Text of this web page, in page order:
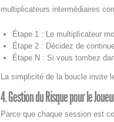
multiplicateurs intermédiaires
Étape 1 : Le multiplicateur
Étape 2 : Décidez de
Étape N : Si vous tombez
La simplicité de la boucle invite
4. Gestion du Risque pour le
Parce que chaque session est